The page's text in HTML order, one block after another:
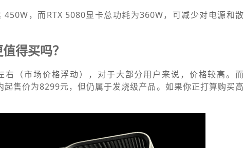
，而RTX 5080显卡总功耗为360W，可减少对电源和散
得买吗？
右（市场价格浮动），对于大部分用户来说，价格较高。而
售价为8299元，但仍属于发烧级产品。如果你正打算购买高